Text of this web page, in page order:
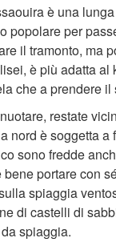
è una
popolare per
il tramonto, ma
è più adatta al
che a prendere il
restate
nord è soggetta a
sono fredde
portare con
spiaggia
di castelli di
spiaggia.